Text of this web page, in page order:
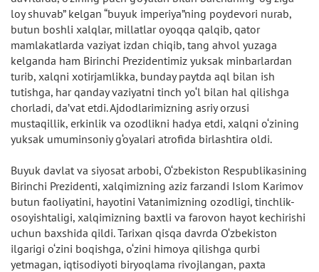
loy shuvab” kelgan “buyuk imperiya”ning poydevori nurab,
butun boshli xalqlar, millatlar oyoqqa qalqib, qator
mamlakatlarda vaziyat izdan chiqib, tang ahvol yuzaga
kelganda ham Birinchi Prezidentimiz yuksak minbarlardan
turib, xalqni xotirjamlikka, bunday paytda aql bilan ish
tutishga, har qanday vaziyatni tinch yo‘l bilan hal qilishga
chorladi, da’vat etdi. Ajdodlarimizning asriy orzusi
mustaqillik, erkinlik va ozodlikni hadya etdi, xalqni o‘zining
yuksak umuminsoniy g‘oyalari atrofida birlashtira oldi.
Buyuk davlat va siyosat arbobi, O‘zbekiston Respublikasining
Birinchi Prezidenti, xalqimizning aziz farzandi Islom Karimov
butun faoliyatini, hayotini Vatanimizning ozodligi, tinchlik-
osoyishtaligi, xalqimizning baxtli va farovon hayot kechirishi
uchun baxshida qildi. Tarixan qisqa davrda O‘zbekiston
ilgarigi o‘zini boqishga, o‘zini himoya qilishga qurbi
yetmagan, iqtisodiyoti biryoqlama rivojlangan, paxta